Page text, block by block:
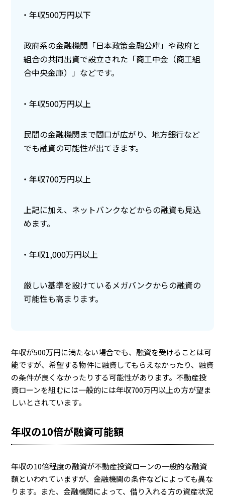
年収500万円以下
政府系の金融機関「日本政策金融公庫」や政府と
組合の共同出資で設立された「商工中金（商工組
合中央金庫）」などです。
年収500万円以上
民間の金融機関まで間口が広がり、地方銀行など
でも融資の可能性が出てきます。
年収700万円以上
上記に加え、ネットバンクなどからの融資も見込
めます。
年収1,000万円以上
厳しい基準を設けているメガバンクからの融資の
可能性も高まります。
年収が500万円に満たない場合でも、融資を受けることは可
能ですが、希望する物件に融資してもらえなかったり、融資
の条件が良くなかったりする可能性があります。不動産投
資ローンを組むには一般的には年収700万円以上の方が望ま
しいとされています。
年収の10倍が融資可能額
年収の10倍程度の融資が不動産投資ローンの一般的な融資
額といわれていますが、金融機関の条件などによっても異な
ります。また、金融機関によって、借り入れる方の資産状況